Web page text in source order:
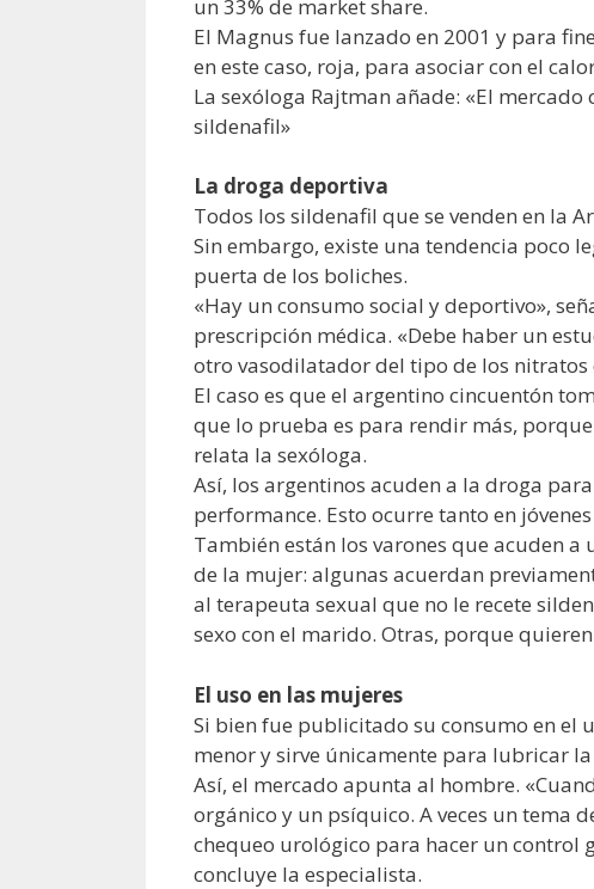
un 33% de market share.
El Magnus fue lanzado en 2001 y para
en este caso, roja, para asociar con el
La sexóloga Rajtman añade: «El
sildenafil»
La droga deportiva
Todos los sildenafil que se venden en la
Sin embargo, existe una tendencia poco
puerta de los boliches.
«Hay un consumo social y deportivo»,
prescripción médica. «Debe haber un
otro vasodilatador del tipo de los nitratos
El caso es que el argentino cincuentón
que lo prueba es para rendir más,
relata la sexóloga.
Así, los argentinos acuden a la droga
performance. Esto ocurre tanto en
También están los varones que acuden
de la mujer: algunas acuerdan
al terapeuta sexual que no le recete
sexo con el marido. Otras, porque
El uso en las mujeres
Si bien fue publicitado su consumo en el
menor y sirve únicamente para lubricar
Así, el mercado apunta al hombre.
orgánico y un psíquico. A veces un tema
chequeo urológico para hacer un control
concluye la especialista.